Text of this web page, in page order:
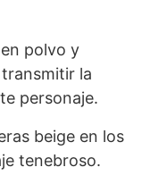
polvo y
la
personaje.
beige en los
tenebroso.